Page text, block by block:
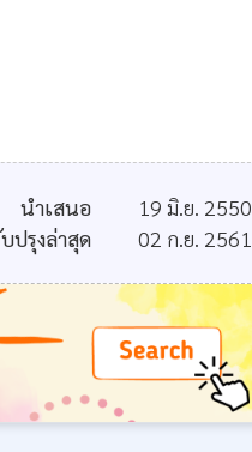
นำเสนอ
19 มิ.ย. 2550
ปรุงล่าสุด
02 ก.ย. 2561